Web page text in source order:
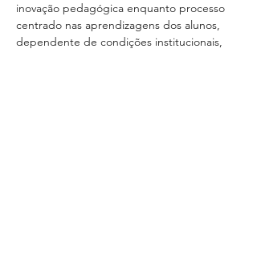
inovação pedagógica enquanto processo
centrado nas aprendizagens dos alunos,
dependente de condições institucionais,